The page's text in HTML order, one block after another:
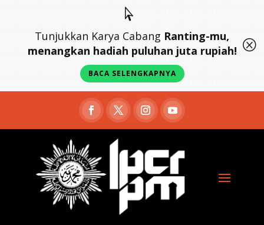

Tunjukkan Karya Cabang Ranting-mu,
menangkan hadiah puluhan juta rupiah!
BACA SELENGKAPNYA
Q